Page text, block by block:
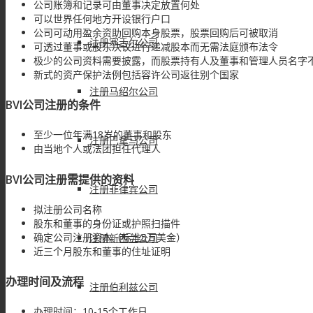
注册塞舌尔公司
注册马绍尔公司
注册巴拿马公司
注册菲律宾公司
注册新西兰公司
注册伯利兹公司
公司账簿和记录可由董事决定放置何处
可以世界任何地方开设银行户口
公司可动用盈余资助回购本身股票，股票回购后可被取消
可透过董事或股东决议进行递减股本而无需法庭颁布法令
极少的公司资料需要披露，而股票持有人及董事和管理人员名字
新式的资产保护法例包括容许公司返往别个国家
BVI公司注册的条件
至少一位年满18岁的董事和股东
由当地个人或法团担任代理人
BVI公司注册需提供的资料
拟注册公司名称
股东和董事的身份证或护照扫描件
确定公司注册资本（标准5万美金）
近三个月股东和董事的住址证明
办理时间及流程